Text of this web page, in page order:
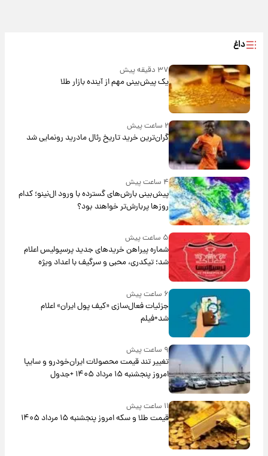
داغ
۳۷ دقیقه پیش
یک پیش‌بینی مهم از آینده بازار طلا
۲ ساعت پیش
گران‌ترین خرید تاریخ رئال مادرید رونمایی شد
۴ ساعت پیش
پیش‌بینی بارش‌های گسترده با ورود ال‌نینو؛ کدام
روزها پربارش‌تر خواهند بود؟
۵ ساعت پیش
شماره پیراهن خریدهای جدید پرسپولیس اعلام
شد؛ تیکدری، محبی و سرگیف با اعداد ویژه
۶ ساعت پیش
جزئیات فعال‌سازی «کیف پول ایران» اعلام
شد+فیلم
۹ ساعت پیش
تغییر تند قیمت محصولات ایران‌خودرو و سایپا
امروز پنجشنبه ۱۵ مرداد ۱۴۰۵ +جدول
۱۱ ساعت پیش
قیمت طلا و سکه امروز پنجشنبه ۱۵ مرداد ۱۴۰۵